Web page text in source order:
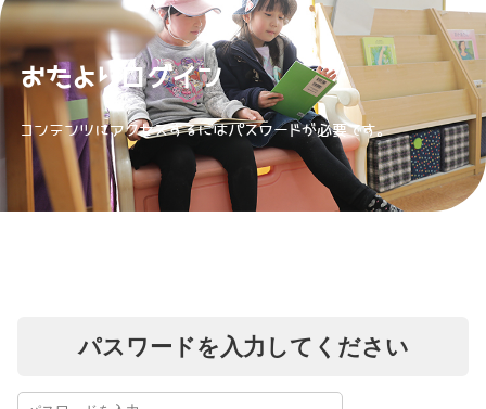
おたよりログイン
コンテンツにアクセスするにはパスワードが必要です。
パスワードを入力してください